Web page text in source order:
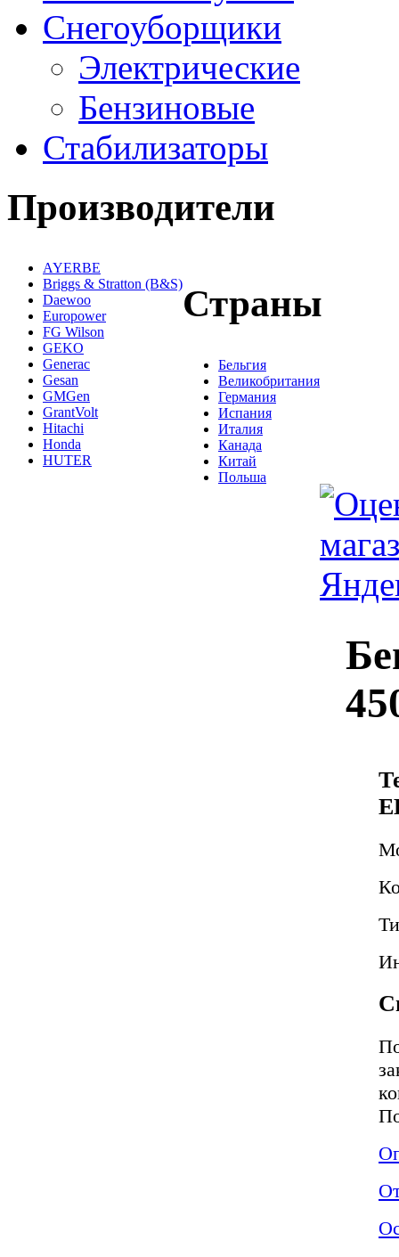
Снегоуборщики
Электрические
Бензиновые
Стабилизаторы
Производители
AYERBE
Briggs & Stratton (B&S)
Daewoo
Europower
FG Wilson
GEKO
Generac
Gesan
GMGen
GrantVolt
Hitachi
Honda
HUTER
Страны
Бельгия
Великобритания
Германия
Испания
Италия
Канада
Китай
Польша